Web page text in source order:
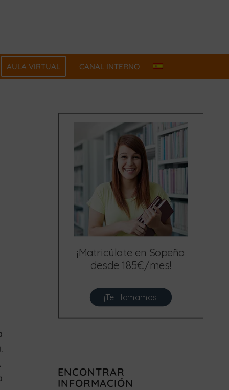
AULA VIRTUAL CANAL INTERNO
¡Matricúlate en Sopeña
desde 185€/mes!
¡Te Llamamos!
ENCONTRAR
INFORMACIÓN